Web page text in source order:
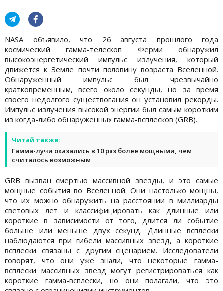
NASA объявило, что 26 августа прошлого года
космический гамма-телескоп Ферми обнаружил
высокоэнергетический импульс излучения, который
движется к Земле почти половину возраста Вселенной.
Обнаруженный импульс был чрезвычайно
кратковременным, всего около секунды, но за время
своего недолгого существования он установил рекорды.
Импульс излучения высокой энергии был самым коротким
из когда-либо обнаруженных гамма-всплесков (GRB).
Читай также:
Гамма-лучи оказались в 10 раз более мощными, чем
считалось возможным
GRB вызван смертью массивной звезды, и это самые
мощные события во Вселенной. Они настолько мощны,
что их можно обнаружить на расстоянии в миллиарды
световых лет и классифицировать как длинные или
короткие в зависимости от того, длится ли событие
больше или меньше двух секунд. Длинные всплески
наблюдаются при гибели массивных звезд, а короткие
всплески связаны с другим сценарием. Исследователи
говорят, что они уже знали, что некоторые гамма-
всплески массивных звезд могут регистрироваться как
короткие гамма-всплески, но они полагали, что это